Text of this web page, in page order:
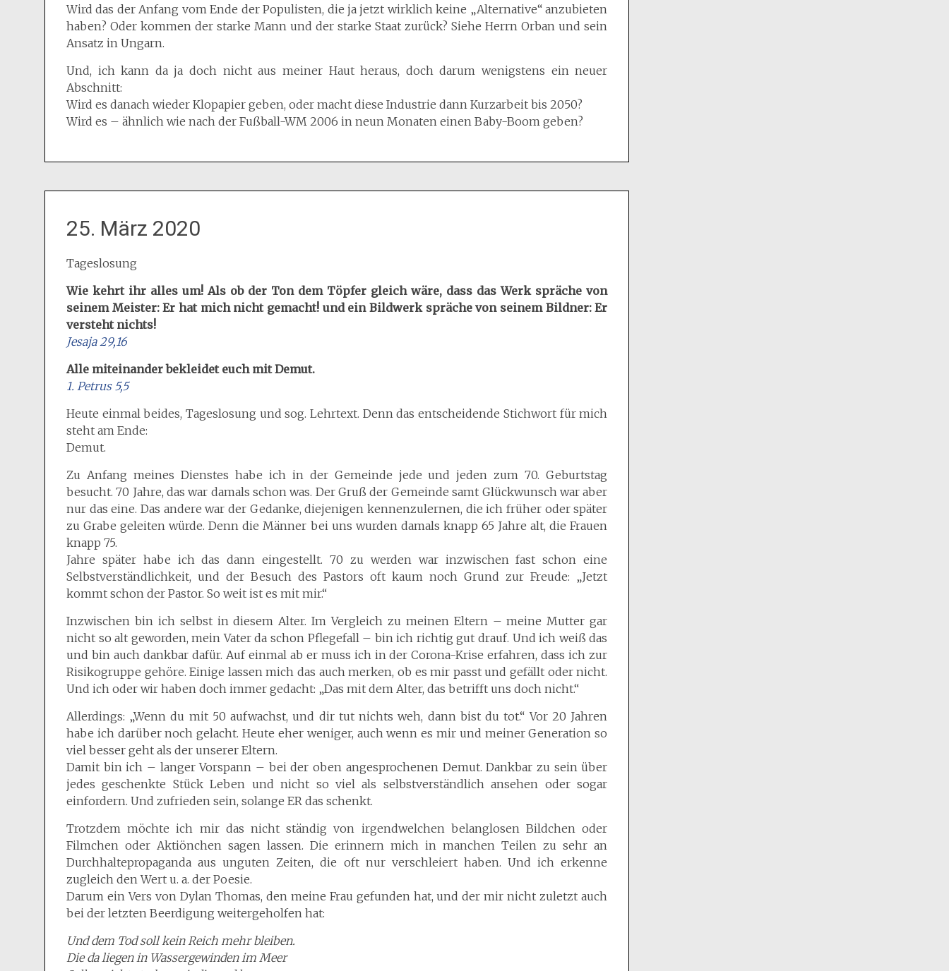
Wird das der Anfang vom Ende der Populisten, die ja jetzt wirklich keine „Alternative“ anzubieten
haben? Oder kommen der starke Mann und der starke Staat zurück? Siehe Herrn Orban und sein
Ansatz in Ungarn.
Und, ich kann da ja doch nicht aus meiner Haut heraus, doch darum wenigstens ein neuer
Abschnitt:
Wird es danach wieder Klopapier geben, oder macht diese Industrie dann Kurzarbeit bis 2050?
Wird es – ähnlich wie nach der Fußball-WM 2006 in neun Monaten einen Baby-Boom geben?
25. März 2020
Tageslosung
Wie kehrt ihr alles um! Als ob der Ton dem Töpfer gleich wäre, dass das Werk spräche von
seinem Meister: Er hat mich nicht gemacht! und ein Bildwerk spräche von seinem Bildner: Er
versteht nichts!
Jesaja 29,16
Alle miteinander bekleidet euch mit Demut.
1. Petrus 5,5
Heute einmal beides, Tageslosung und sog. Lehrtext. Denn das entscheidende Stichwort für mich
steht am Ende:
Demut.
Zu Anfang meines Dienstes habe ich in der Gemeinde jede und jeden zum 70. Geburtstag
besucht. 70 Jahre, das war damals schon was. Der Gruß der Gemeinde samt Glückwunsch war aber
nur das eine. Das andere war der Gedanke, diejenigen kennenzulernen, die ich früher oder später
zu Grabe geleiten würde. Denn die Männer bei uns wurden damals knapp 65 Jahre alt, die Frauen
knapp 75.
Jahre später habe ich das dann eingestellt. 70 zu werden war inzwischen fast schon eine
Selbstverständlichkeit, und der Besuch des Pastors oft kaum noch Grund zur Freude: „Jetzt
kommt schon der Pastor. So weit ist es mit mir.“
Inzwischen bin ich selbst in diesem Alter. Im Vergleich zu meinen Eltern – meine Mutter gar
nicht so alt geworden, mein Vater da schon Pflegefall – bin ich richtig gut drauf. Und ich weiß das
und bin auch dankbar dafür. Auf einmal ab er muss ich in der Corona-Krise erfahren, dass ich zur
Risikogruppe gehöre. Einige lassen mich das auch merken, ob es mir passt und gefällt oder nicht.
Und ich oder wir haben doch immer gedacht: „Das mit dem Alter, das betrifft uns doch nicht.“
Allerdings: „Wenn du mit 50 aufwachst, und dir tut nichts weh, dann bist du tot.“ Vor 20 Jahren
habe ich darüber noch gelacht. Heute eher weniger, auch wenn es mir und meiner Generation so
viel besser geht als der unserer Eltern.
Damit bin ich – langer Vorspann – bei der oben angesprochenen Demut. Dankbar zu sein über
jedes geschenkte Stück Leben und nicht so viel als selbstverständlich ansehen oder sogar
einfordern. Und zufrieden sein, solange ER das schenkt.
Trotzdem möchte ich mir das nicht ständig von irgendwelchen belanglosen Bildchen oder
Filmchen oder Aktiönchen sagen lassen. Die erinnern mich in manchen Teilen zu sehr an
Durchhaltepropaganda aus unguten Zeiten, die oft nur verschleiert haben. Und ich erkenne
zugleich den Wert u. a. der Poesie.
Darum ein Vers von Dylan Thomas, den meine Frau gefunden hat, und der mir nicht zuletzt auch
bei der letzten Beerdigung weitergeholfen hat:
Und dem Tod soll kein Reich mehr bleiben.
Die da liegen in Wassergewinden im Meer